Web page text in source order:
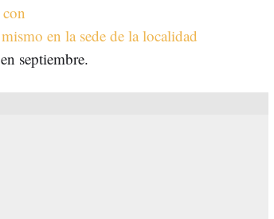
en la sede de la localidad
septiembre.